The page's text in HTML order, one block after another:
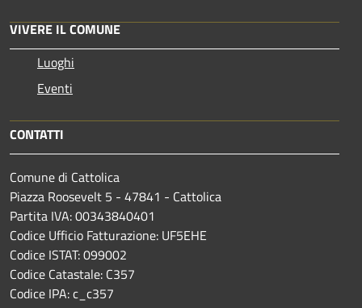
VIVERE IL COMUNE
Luoghi
Eventi
CONTATTI
Comune di Cattolica
Piazza Roosevelt 5 - 47841 - Cattolica
Partita IVA: 00343840401
Codice Ufficio Fatturazione: UF5EHE
Codice ISTAT: 099002
Codice Catastale: C357
Codice IPA: c_c357